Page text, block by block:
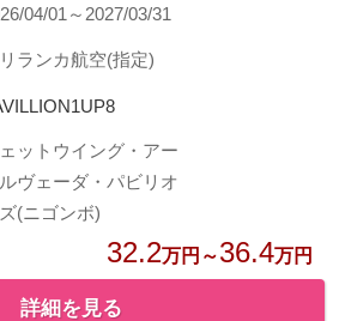
04/01～2027/03/31
ランカ航空(指定)
ットウイング・アー
ヴェーダ・パビリオ
(ニゴンボ)
32.2万円～36.4万円
詳細を見る